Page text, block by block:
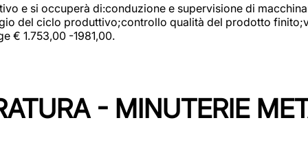
e si occuperà di:conduzione e supervisione di
del ciclo produttivo;controllo qualità del prodotto
€ 1.753,00 -1981,00.
- MINUTERIE